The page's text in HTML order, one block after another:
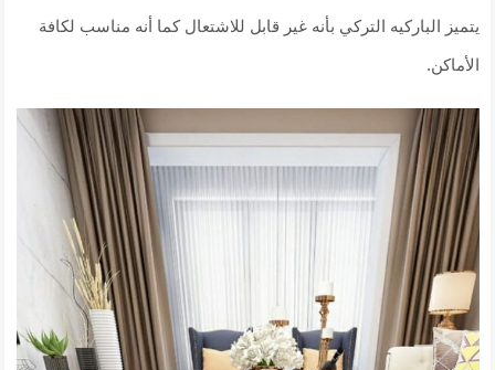
يتميز الباركيه التركي بأنه غير قابل للاشتعال كما أنه مناسب لكافة
الأماكن.